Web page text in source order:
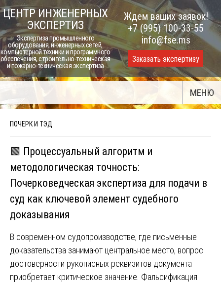
Skip
to
content
ЦЕНТР ИНЖЕНЕРНЫХ
ЭКСПЕРТИЗ
Экспертиза промышленного
оборудования, инженерных сетей,
компьютерной техники и программного
обеспечения, строительно-техническая
и пожарно-техническая экспертиза
Ждем ваших заявок!
+7 (995) 100-33-55
info@fse.ms
Заказать экспертизу
МЕНЮ
ПОЧЕРК И ТЭД
🟩 Процессуальный алгоритм и
методологическая точность:
Почерковедческая экспертиза для подачи в
суд как ключевой элемент судебного
доказывания
В современном судопроизводстве, где письменные
доказательства занимают центральное место, вопрос
достоверности рукописных реквизитов документа
приобретает критическое значение. Фальсификация